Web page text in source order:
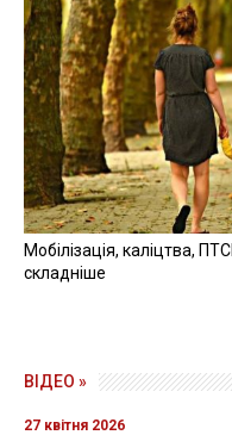
Мобілізація, каліцтва,
складніше
ВІДЕО »
27 квітня 2026